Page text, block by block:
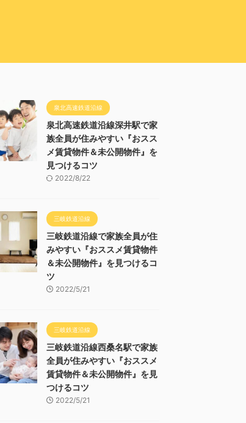
泉北高速鉄道沿線
泉北高速鉄道沿線深井駅で家
族全員が住みやすい『おスス
メ賃貸物件＆未公開物件』を
見つけるコツ
2022/8/22
三岐鉄道沿線
三岐鉄道沿線で家族全員が住
みやすい『おススメ賃貸物件
＆未公開物件』を見つけるコ
ツ
2022/5/21
三岐鉄道沿線
三岐鉄道沿線西桑名駅で家族
全員が住みやすい『おススメ
賃貸物件＆未公開物件』を見
つけるコツ
2022/5/21